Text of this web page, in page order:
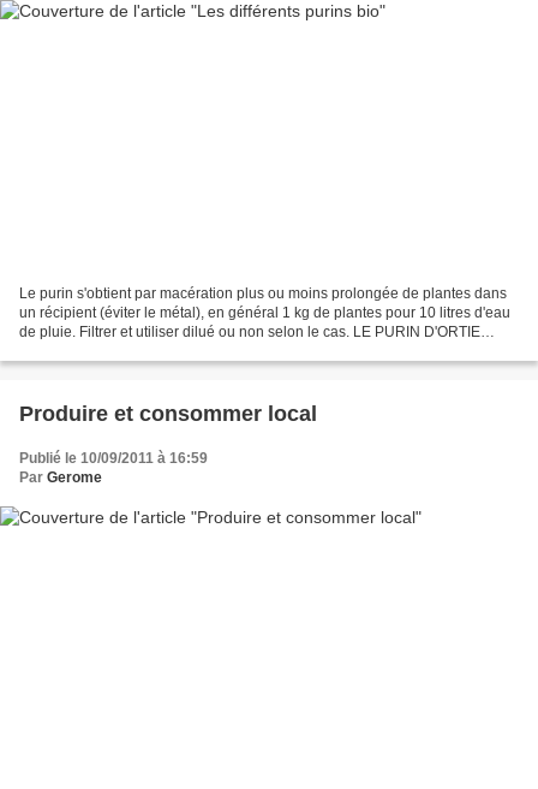
Le purin s'obtient par macération plus ou moins prolongée de plantes dans
un récipient (éviter le métal), en général 1 kg de plantes pour 10 litres d'eau
de pluie. Filtrer et utiliser dilué ou non selon le cas. LE PURIN D'ORTIE
Produire et consommer local
Publié le 10/09/2011 à 16:59
Par Gerome